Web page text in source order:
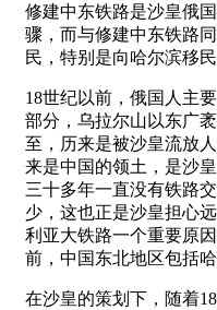
修建中东铁路是沙皇俄
骤，而与修建中东铁路
民，特别是向哈尔滨移民
18世纪以前，俄国人主
部分，乌拉尔山以东广
至，历来是被沙皇流放
来是中国的领土，是沙
三十多年一直没有铁路
少，这也正是沙皇担心
利亚大铁路一个重要原
前，中国东北地区包括
在沙皇的策划下，随着